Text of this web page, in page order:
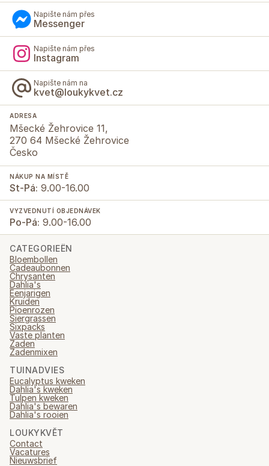
Napište nám přes
Messenger
Napište nám přes
Instagram
Napište nám na
kvet@loukykvet.cz
ADRESA
Mšecké Žehrovice 11,
270 64 Mšecké Žehrovice
Česko
NÁKUP NA MÍSTĚ
St-Pá: 9.00-16.00
VYZVEDNUTÍ OBJEDNÁVEK
Po-Pá: 9.00-16.00
CATEGORIEËN
Bloembollen
Cadeaubonnen
Chrysanten
Dahlia's
Eenjarigen
Kruiden
Pioenrozen
Siergrassen
Sixpacks
Vaste planten
Zaden
Zadenmixen
TUINADVIES
Eucalyptus kweken
Dahlia's kweken
Tulpen kweken
Dahlia's bewaren
Dahlia's rooien
LOUKYKVĚT
Contact
Vacatures
Nieuwsbrief